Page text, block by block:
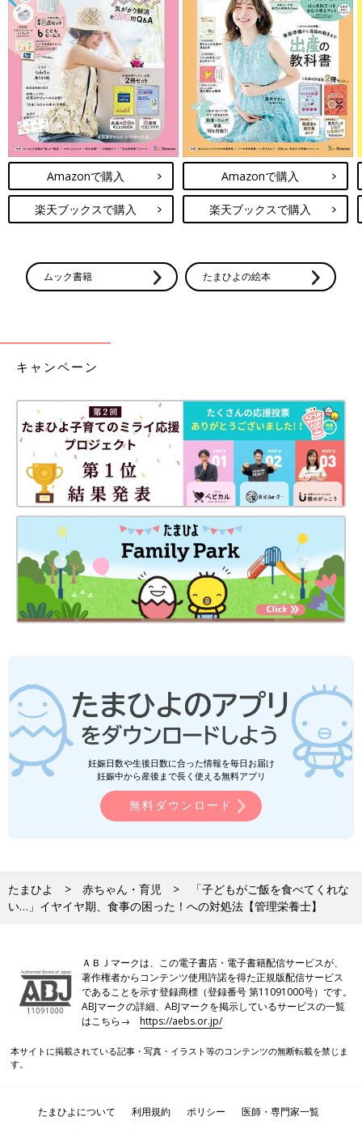
Amazonで購入
楽天ブックスで購入
Amazonで購入
楽天ブックスで購入
ムック書籍 たまひよの絵本
キャンペーン
妊娠日数や生後日数に合った情報を毎日お届け
妊娠中から産後まで長く使える無料アプリ
無料ダウンロード
たまひよ 赤ちゃん・育児
「子どもがご飯を食べてくれな
い…」イヤイヤ期、食事の困った！への対処法【管理栄養士】
ＡＢＪマークは、この電子書店・電子書籍配信サービスが、
著作権者からコンテンツ使用許諾を得た正規版配信サービス
であることを示す登録商標（登録番号 第11091000号）です。
ABJマークの詳細、ABJマークを掲示しているサービスの一覧
はこちら→https://aebs.or.jp/
本サイトに掲載されている記事・写真・イラスト等のコンテンツの無断転載を禁じま
す。
たまひよについて 利用規約 ポリシー
医師・専門家一覧